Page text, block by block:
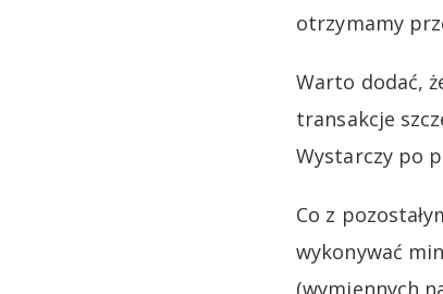
otrzymamy
Warto dodać,
transakcje
Wystarczy po
Co z
wykonywać
(wymiennych